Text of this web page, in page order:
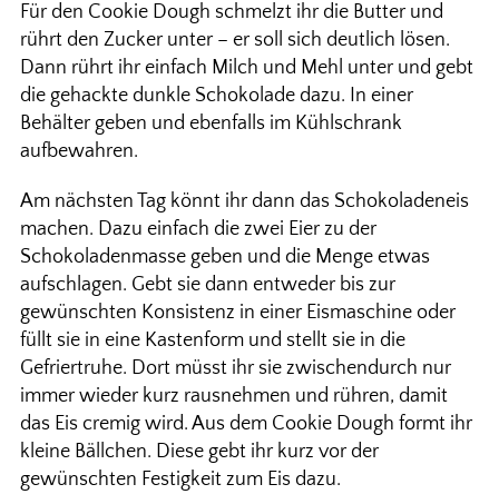
Für den Cookie Dough schmelzt ihr die Butter und
rührt den Zucker unter – er soll sich deutlich lösen.
Dann rührt ihr einfach Milch und Mehl unter und gebt
die gehackte dunkle Schokolade dazu. In einer
Behälter geben und ebenfalls im Kühlschrank
aufbewahren.
Am nächsten Tag könnt ihr dann das Schokoladeneis
machen. Dazu einfach die zwei Eier zu der
Schokoladenmasse geben und die Menge etwas
aufschlagen. Gebt sie dann entweder bis zur
gewünschten Konsistenz in einer Eismaschine oder
füllt sie in eine Kastenform und stellt sie in die
Gefriertruhe. Dort müsst ihr sie zwischendurch nur
immer wieder kurz rausnehmen und rühren, damit
das Eis cremig wird. Aus dem Cookie Dough formt ihr
kleine Bällchen. Diese gebt ihr kurz vor der
gewünschten Festigkeit zum Eis dazu.